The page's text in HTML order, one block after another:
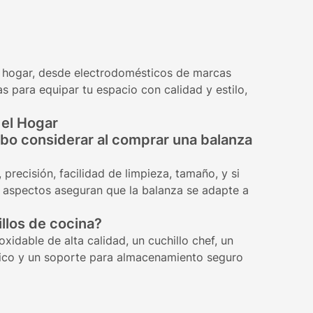
desde electrodomésticos de marcas
para equipar tu espacio con calidad y estilo,
Hogar
considerar al comprar una balanza
facilidad de limpieza, tamaño, y si
aseguran que la balanza se adapte a
de cocina?
de alta calidad, un cuchillo chef, un
y un soporte para almacenamiento seguro